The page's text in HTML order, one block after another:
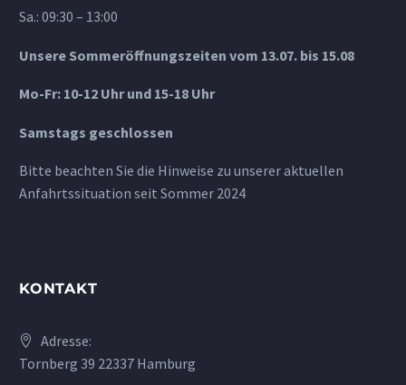
Sa.: 09:30 – 13:00
Unsere Sommeröffnungszeiten vom 13.07. bis 15.08
Mo-Fr: 10-12 Uhr und 15-18 Uhr
Samstags geschlossen
Bitte beachten Sie die Hinweise zu unserer aktuellen
Anfahrtssituation seit Sommer 2024
KONTAKT
Adresse:
Tornberg 39 22337 Hamburg